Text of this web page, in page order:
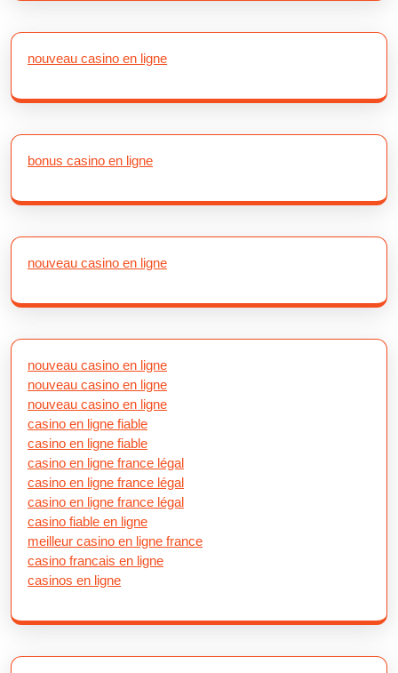
nouveau casino en ligne
bonus casino en ligne
nouveau casino en ligne
nouveau casino en ligne
nouveau casino en ligne
nouveau casino en ligne
casino en ligne fiable
casino en ligne fiable
casino en ligne france légal
casino en ligne france légal
casino en ligne france légal
casino fiable en ligne
meilleur casino en ligne france
casino francais en ligne
casinos en ligne